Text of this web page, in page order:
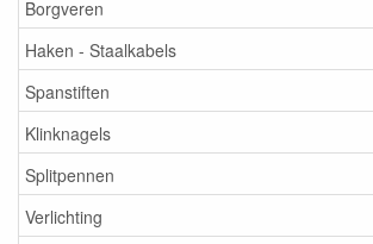
Borgveren
Haken - Staalkabels
Spanstiften
Klinknagels
Splitpennen
Verlichting